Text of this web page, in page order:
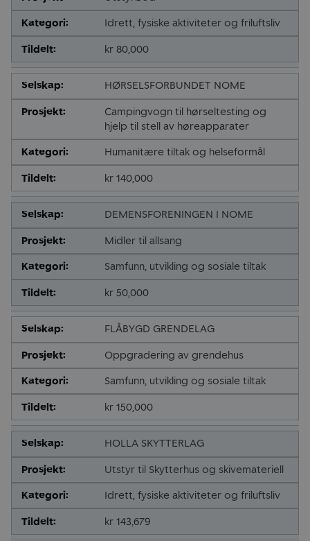
Idrett, fysiske aktiviteter og friluftsliv
kr 80,000
HØRSELSFORBUNDET NOME
Campingvogn til hørseltesting og
hjelp til stell av høreapparater
Humanitære tiltak og helseformål
kr 140,000
DEMENSFORENINGEN I NOME
Midler til allsang
Samfunn, utvikling og sosiale tiltak
kr 50,000
FLÅBYGD GRENDELAG
Oppgradering av grendehus
Samfunn, utvikling og sosiale tiltak
kr 150,000
HOLLA SKYTTERLAG
Utstyr til Skytterhus og skivemateriell
Idrett, fysiske aktiviteter og friluftsliv
kr 143,679